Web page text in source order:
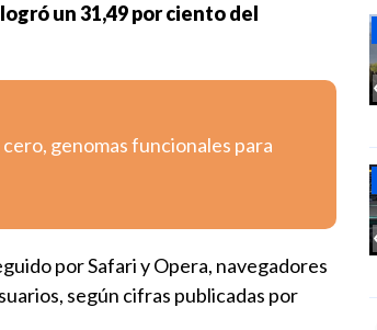
un 31,49 por ciento del
genomas funcionales para
por Safari y Opera, navegadores
según cifras publicadas por